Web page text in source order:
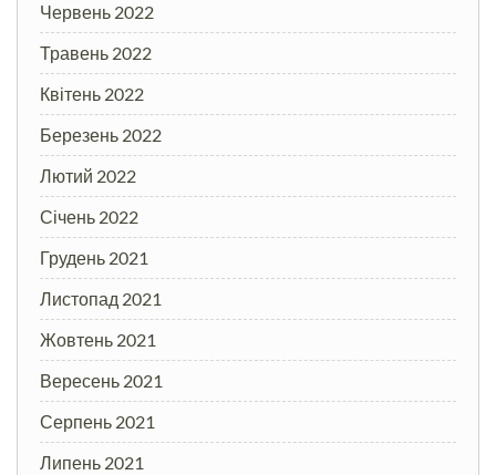
Червень 2022
Травень 2022
Квітень 2022
Березень 2022
Лютий 2022
Січень 2022
Грудень 2021
Листопад 2021
Жовтень 2021
Вересень 2021
Серпень 2021
Липень 2021